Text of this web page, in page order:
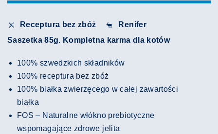
Receptura bez zbóż
Renifer
Saszetka 85g. Kompletna karma dla kotów
100% szwedzkich składników
100% receptura bez zbóż
100% białka zwierzęcego w całej zawartości
białka
FOS – Naturalne włókno prebiotyczne
wspomagające zdrowe jelita